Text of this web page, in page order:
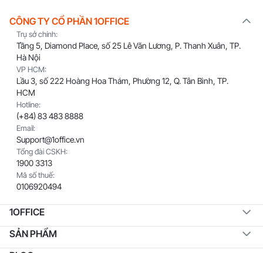
CÔNG TY CỔ PHẦN 1OFFICE
Trụ sở chính:
Tầng 5, Diamond Place, số 25 Lê Văn Lương, P. Thanh Xuân, TP.
Hà Nội
VP HCM:
Lầu 3, số 222 Hoàng Hoa Thám, Phường 12, Q. Tân Bình, TP.
HCM
Hotline:
(+84) 83 483 8888
Email:
Support@1office.vn
Tổng đài CSKH:
1900 3313
Mã số thuế:
0106920494
1OFFICE
SẢN PHẨM